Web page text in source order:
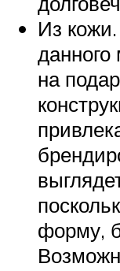
Из
на
форму,